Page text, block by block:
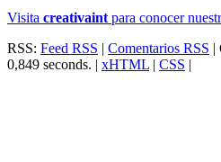
Visita creativaint para conocer
RSS: Feed RSS | Comentarios RSS |
0,849 seconds. | xHTML | CSS |